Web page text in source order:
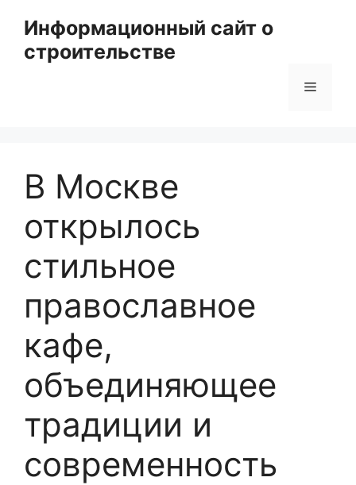
содержимому
Информационный сайт о
строительстве
Меню
В Москве
открылось
стильное
православное
кафе,
объединяющее
традиции и
современность